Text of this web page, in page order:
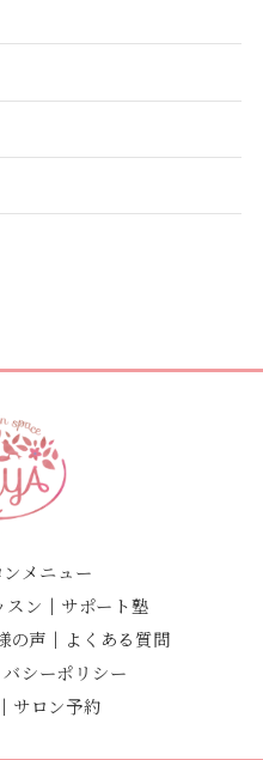
メニュー
スン ｜ サポート塾
の声 ｜ よくある質問
シーポリシー
サロン予約